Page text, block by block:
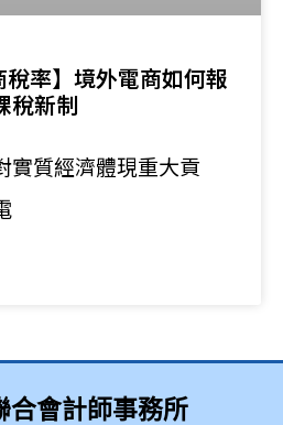
稅率】境外電商如何報
稅新制
實質經濟體現重大貢
合會計師事務所